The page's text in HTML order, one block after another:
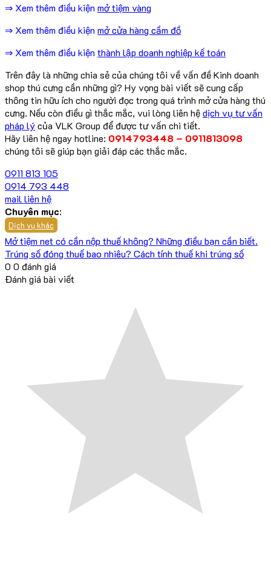
⇒ Xem thêm điều kiện mở tiệm vàng
⇒ Xem thêm điều kiện mở cửa hàng cầm đồ
⇒ Xem thêm điều kiện thành lập doanh nghiệp kế toán
Trên đây là những chia sẻ của chúng tôi về vấn đề Kinh doanh
shop thú cưng cần những gì? Hy vọng bài viết sẽ cung cấp
thông tin hữu ích cho người đọc trong quá trình mở cửa hàng thú
cưng. Nếu còn điều gì thắc mắc, vui lòng liên hệdịch vụ tư vấn
pháp lýcủa VLK Group để được tư vấn chi tiết.
Hãy liên hệ ngay hotline: 0914793448 – 0911813098
chúng tôi sẽ giúp bạn giải đáp các thắc mắc.
0911 813 105
0914 793 448
mail liên hệ
Chuyên mục:
Dịch vụ khác
Mở tiệm net có cần nộp thuế không? Những điều bạn cần biết.
Trúng số đóng thuế bao nhiêu? Cách tính thuế khi trúng số
0 0 đánh giá
Đánh giá bài viết